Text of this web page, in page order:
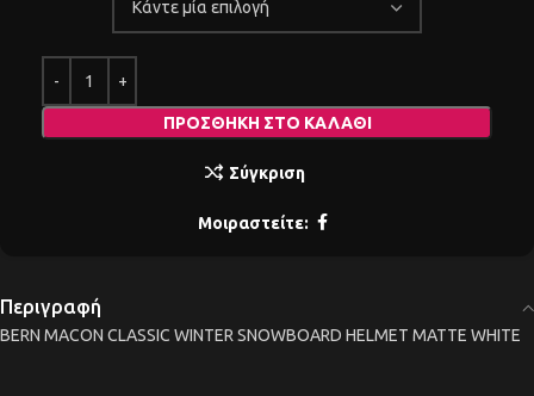
ΠΡΟΣΘΉΚΗ ΣΤΟ ΚΑΛΆΘΙ
Σύγκριση
Μοιραστείτε:
Περιγραφή
BERN MACON CLASSIC WINTER SNOWBOARD HELMET MATTE WHITE